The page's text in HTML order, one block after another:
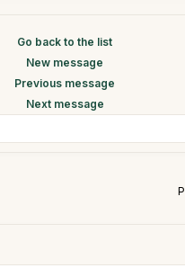
Go back to the list
New message
Previous message
Next message